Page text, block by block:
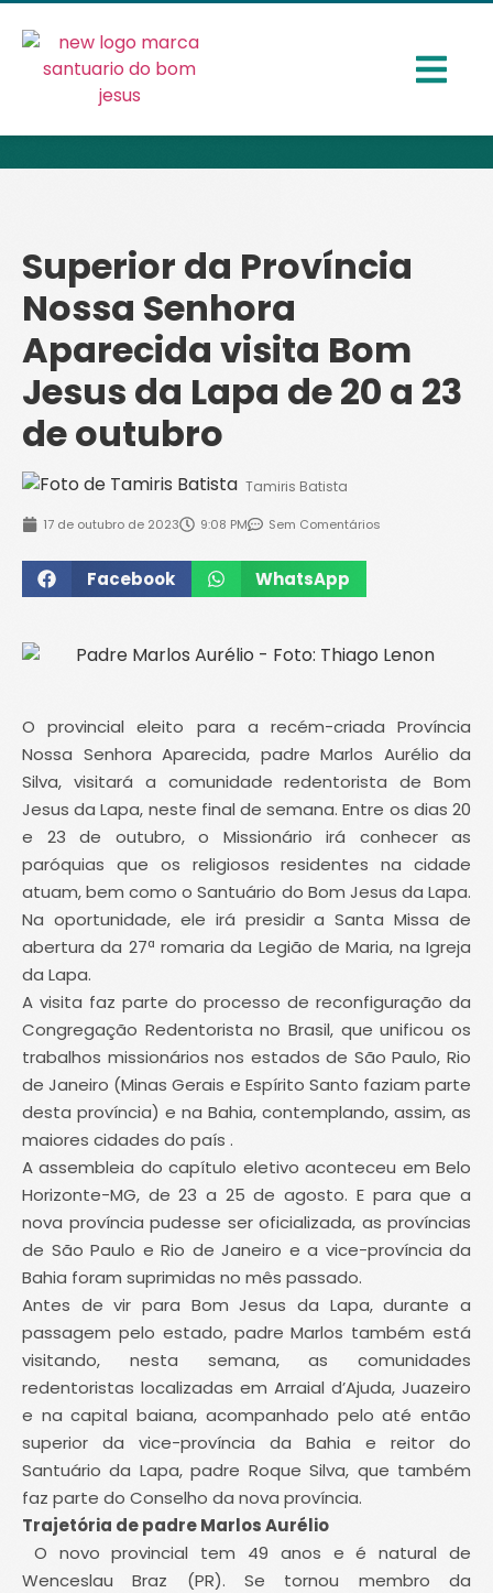
Superior da Província
Nossa Senhora
Aparecida visita Bom
Jesus da Lapa de 20 a 23
de outubro
Tamiris Batista
17 de outubro de 2023 9:08 PM Sem Comentários
Facebook WhatsApp
O provincial eleito para a recém-criada Província
Nossa Senhora Aparecida, padre Marlos Aurélio da
Silva, visitará a comunidade redentorista de Bom
Jesus da Lapa, neste final de semana. Entre os dias 20
e 23 de outubro, o Missionário irá conhecer as
paróquias que os religiosos residentes na cidade
atuam, bem como o Santuário do Bom Jesus da Lapa.
Na oportunidade, ele irá presidir a Santa Missa de
abertura da 27ª romaria da Legião de Maria, na Igreja
da Lapa.
A visita faz parte do processo de reconfiguração da
Congregação Redentorista no Brasil, que unificou os
trabalhos missionários nos estados de São Paulo, Rio
de Janeiro (Minas Gerais e Espírito Santo faziam parte
desta província) e na Bahia, contemplando, assim, as
maiores cidades do país .
A assembleia do capítulo eletivo aconteceu em Belo
Horizonte-MG, de 23 a 25 de agosto. E para que a
nova província pudesse ser oficializada, as províncias
de São Paulo e Rio de Janeiro e a vice-província da
Bahia foram suprimidas no mês passado.
Antes de vir para Bom Jesus da Lapa, durante a
passagem pelo estado, padre Marlos também está
visitando, nesta semana, as comunidades
redentoristas localizadas em Arraial d’Ajuda, Juazeiro
e na capital baiana, acompanhado pelo até então
superior da vice-província da Bahia e reitor do
Santuário da Lapa, padre Roque Silva, que também
faz parte do Conselho da nova província.
Trajetória de padre Marlos Aurélio
O novo provincial tem 49 anos e é natural de
Wenceslau Braz (PR). Se tornou membro da